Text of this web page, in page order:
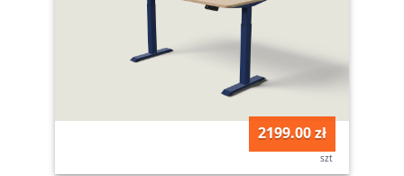
2199.00 zł
szt